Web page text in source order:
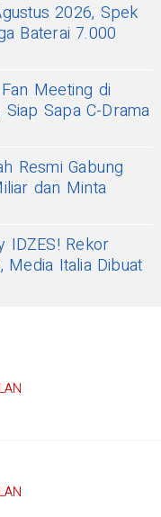
2026, Spek
Baterai 7.000
Meeting di
Sapa C-Drama
Resmi Gabung
dan Minta
IDZES! Rekor
Italia Dibuat